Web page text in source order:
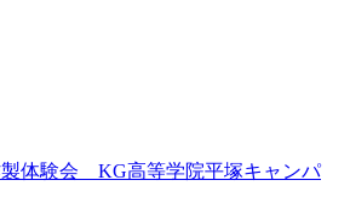
製体験会 KG高等学院平塚キャンパ